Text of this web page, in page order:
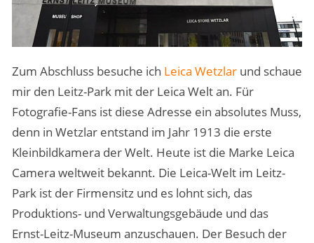
Zum Abschluss besuche ich Leica Wetzlarund schaue
mir den Leitz-Park mit der Leica Welt an. Für
Fotografie-Fans ist diese Adresse ein absolutes Muss,
denn in Wetzlar entstand im Jahr 1913 die erste
Kleinbildkamera der Welt. Heute ist die Marke Leica
Camera weltweit bekannt. Die Leica-Welt im Leitz-
Park ist der Firmensitz und es lohnt sich, das
Produktions- und Verwaltungsgebäude und das
Ernst-Leitz-Museum anzuschauen. Der Besuch der